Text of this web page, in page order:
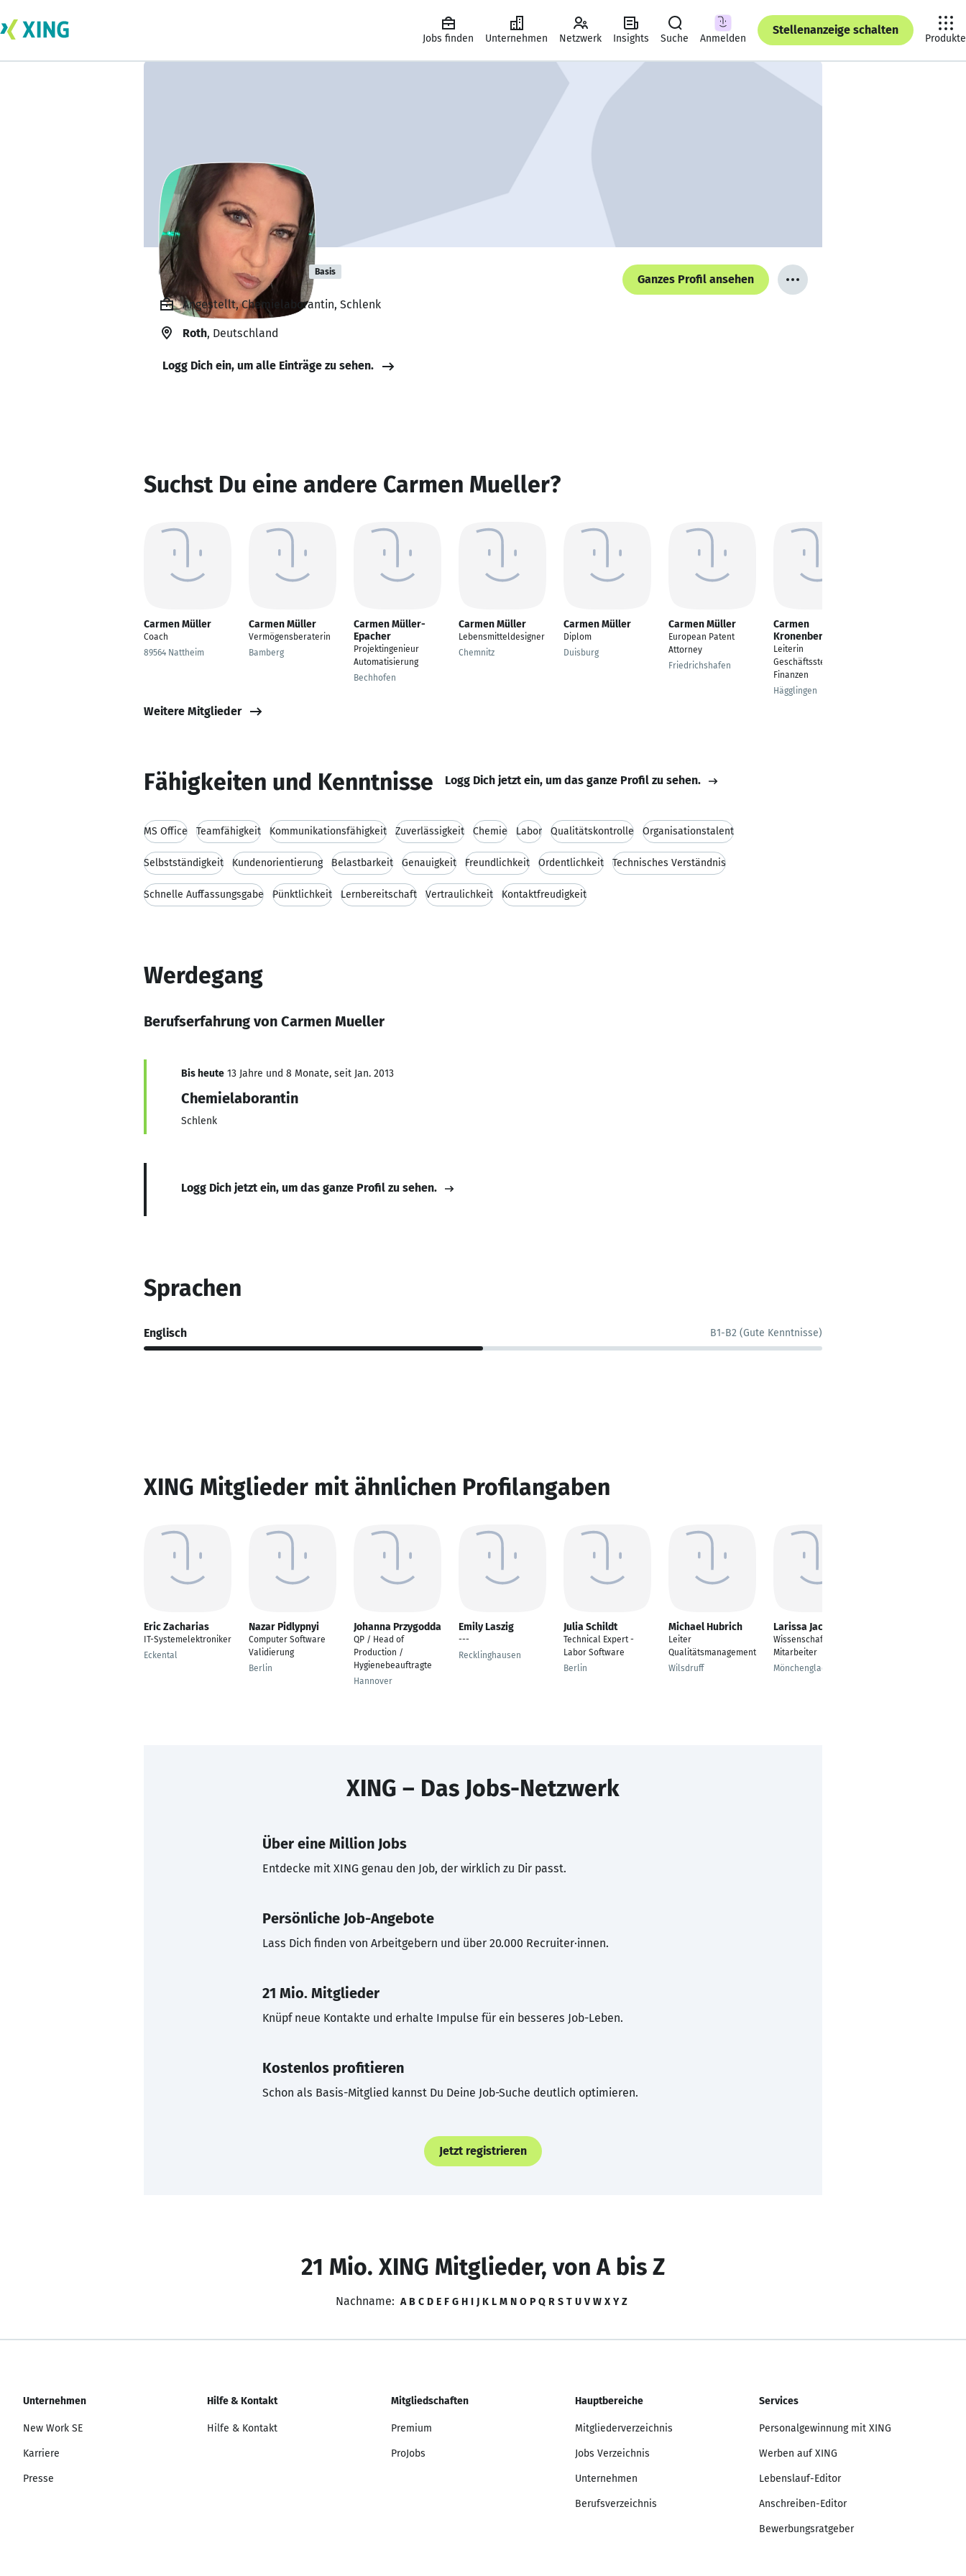
Jobs finden Unternehmen Netzwerk Insights Suche Anmelden
Stellenanzeige schalten
Produkte
Carmen Mueller Basis
Ganzes Profil ansehen
Angestellt, Chemielaborantin, Schlenk
Roth, Deutschland
Logg Dich ein, um alle Einträge zu sehen.
Suchst Du eine andere Carmen Mueller?
Carmen Müller
Coach
89564 Nattheim
Carmen Müller
Vermögensberaterin
Bamberg
Carmen Müller-
Epacher
Projektingenieur
Automatisierung
Bechhofen
Carmen Müller
Lebensmitteldesigner
Chemnitz
Carmen Müller
Diplom
Duisburg
Carmen Müller
European Patent
Attorney
Friedrichshafen
Carmen
Kronenberg Müller
Leiterin
Geschäftsstelle und
Finanzen
Hägglingen
Weitere Mitglieder
Fähigkeiten und Kenntnisse Logg Dich jetzt ein, um das ganze Profil zu sehen.
MS Office Teamfähigkeit Kommunikationsfähigkeit Zuverlässigkeit Chemie Labor Qualitätskontrolle Organisationstalent
Selbstständigkeit Kundenorientierung Belastbarkeit Genauigkeit Freundlichkeit Ordentlichkeit Technisches Verständnis
Schnelle Auffassungsgabe Pünktlichkeit Lernbereitschaft Vertraulichkeit Kontaktfreudigkeit
Werdegang
Berufserfahrung von Carmen Mueller
Bis heute 13 Jahre und 8 Monate, seit Jan. 2013
Chemielaborantin
Schlenk
Logg Dich jetzt ein, um das ganze Profil zu sehen.
Sprachen
Englisch B1-B2 (Gute Kenntnisse)
XING Mitglieder mit ähnlichen Profilangaben
Eric Zacharias
IT-Systemelektroniker
Eckental
Nazar Pidlypnyi
Computer Software
Validierung
Berlin
Johanna Przygodda
QP / Head of
Production /
Hygienebeauftragte
Hannover
Emily Laszig
---
Recklinghausen
Julia Schildt
Technical Expert -
Labor Software
Berlin
Michael Hubrich
Leiter
Qualitätsmanagement
Wilsdruff
Larissa Jackszis
Wissenschaftlicher
Mitarbeiter
Mönchengladbach
XING – Das Jobs-Netzwerk
Über eine Million Jobs
Entdecke mit XING genau den Job, der wirklich zu Dir passt.
Persönliche Job-Angebote
Lass Dich finden von Arbeitgebern und über 20.000 Recruiter·innen.
21 Mio. Mitglieder
Knüpf neue Kontakte und erhalte Impulse für ein besseres Job-Leben.
Kostenlos profitieren
Schon als Basis-Mitglied kannst Du Deine Job-Suche deutlich optimieren.
Jetzt registrieren
21 Mio. XING Mitglieder, von A bis Z
Nachname: A B C D E F G H I J K L M N O P Q R S T U V W X Y Z
Unternehmen
New Work SE
Karriere
Presse
Hilfe & Kontakt
Hilfe & Kontakt
Mitgliedschaften
Premium
ProJobs
Hauptbereiche
Mitgliederverzeichnis
Jobs Verzeichnis
Unternehmen
Berufsverzeichnis
Services
Personalgewinnung mit XING
Werben auf XING
Lebenslauf-Editor
Anschreiben-Editor
Bewerbungsratgeber